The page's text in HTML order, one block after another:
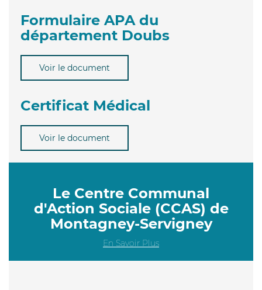
Formulaire APA du
département Doubs
Voir le document
Certificat Médical
Voir le document
Le Centre Communal
d'Action Sociale (CCAS) de
Montagney-Servigney
En Savoir Plus